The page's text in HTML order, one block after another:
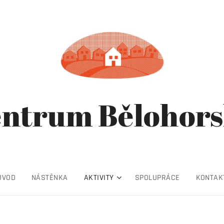
NÁSTĚNKA AKTIVITY SPOLUPRÁCE